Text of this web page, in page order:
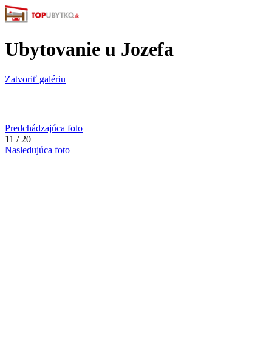
Ubytovanie u Jozefa
Zatvoriť galériu
Predchádzajúca foto
11 / 20
Nasledujúca foto